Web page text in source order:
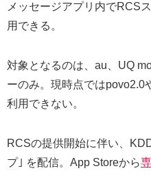
メッセージアプリ内でRCS
用できる。
対象となるのは、au、UQ
ーのみ。現時点ではpovo2.0
利用できない。
RCSの提供開始に伴い、
プ｣ を配信。App Storeから